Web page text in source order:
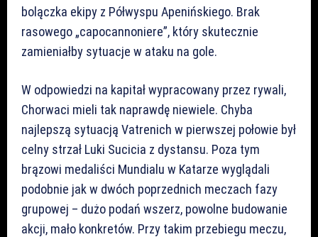
bolączka ekipy z Półwyspu Apenińskiego. Brak
rasowego „capocannoniere”, który skutecznie
zamieniałby sytuacje w ataku na gole.
W odpowiedzi na kapitał wypracowany przez rywali,
Chorwaci mieli tak naprawdę niewiele. Chyba
najlepszą sytuacją Vatrenich w pierwszej połowie był
celny strzał Luki Sucicia z dystansu. Poza tym
brązowi medaliści Mundialu w Katarze wyglądali
podobnie jak w dwóch poprzednich meczach fazy
grupowej – dużo podań wszerz, powolne budowanie
akcji, mało konkretów. Przy takim przebiegu meczu,